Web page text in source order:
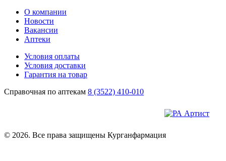
О компании
Новости
Вакансии
Аптеки
Условия оплаты
Условия доставки
Гарантия на товар
Справочная по аптекам 8 (3522) 410-010
© 2026. Все права защищены Курганфармация